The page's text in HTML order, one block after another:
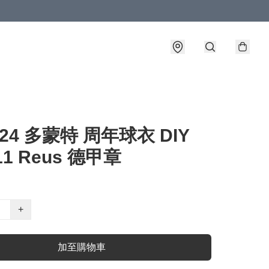
多蒙特 周年球衣 DIY
Reus 德甲章
+
加至購物車